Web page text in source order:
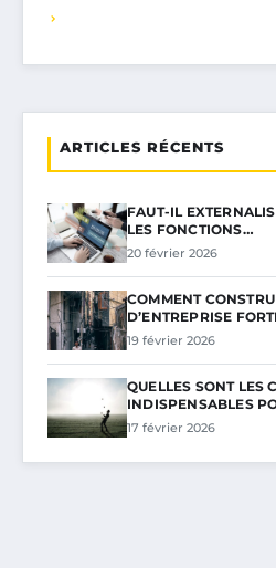
ARTICLES RÉCENTS
FAUT-IL
LES FONCTIONS…
20 février 2026
COMMENT
D’ENTREPRISE
19 février 2026
QUELLES SONT LES
INDISPENSABLES
17 février 2026